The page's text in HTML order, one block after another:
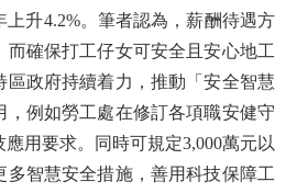
上升4.2%。筆者認為，薪酬待遇方
而確保打工仔女可安全且安心地工
區政府持續着力，推動「安全智慧
，例如勞工處在修訂各項職安健守
用要求。同時可規定3,000萬元以
多智慧安全措施，善用科技保障工